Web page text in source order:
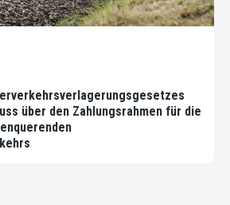
über den Zahlungsrahmen für die